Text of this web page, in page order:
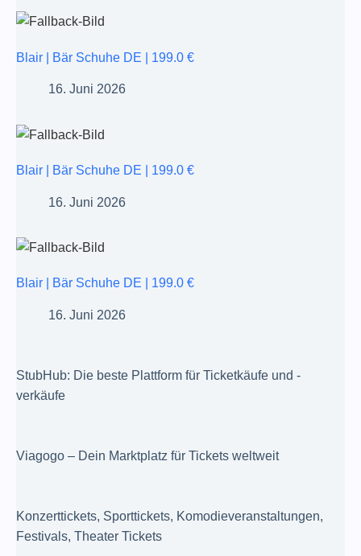
Blair | Bär Schuhe DE | 199.0 €
16. Juni 2026
Blair | Bär Schuhe DE | 199.0 €
16. Juni 2026
Blair | Bär Schuhe DE | 199.0 €
16. Juni 2026
StubHub: Die beste Plattform für Ticketkäufe und -
verkäufe
Viagogo – Dein Marktplatz für Tickets weltweit
Konzerttickets, Sporttickets, Komodieveranstaltungen,
Festivals, Theater Tickets